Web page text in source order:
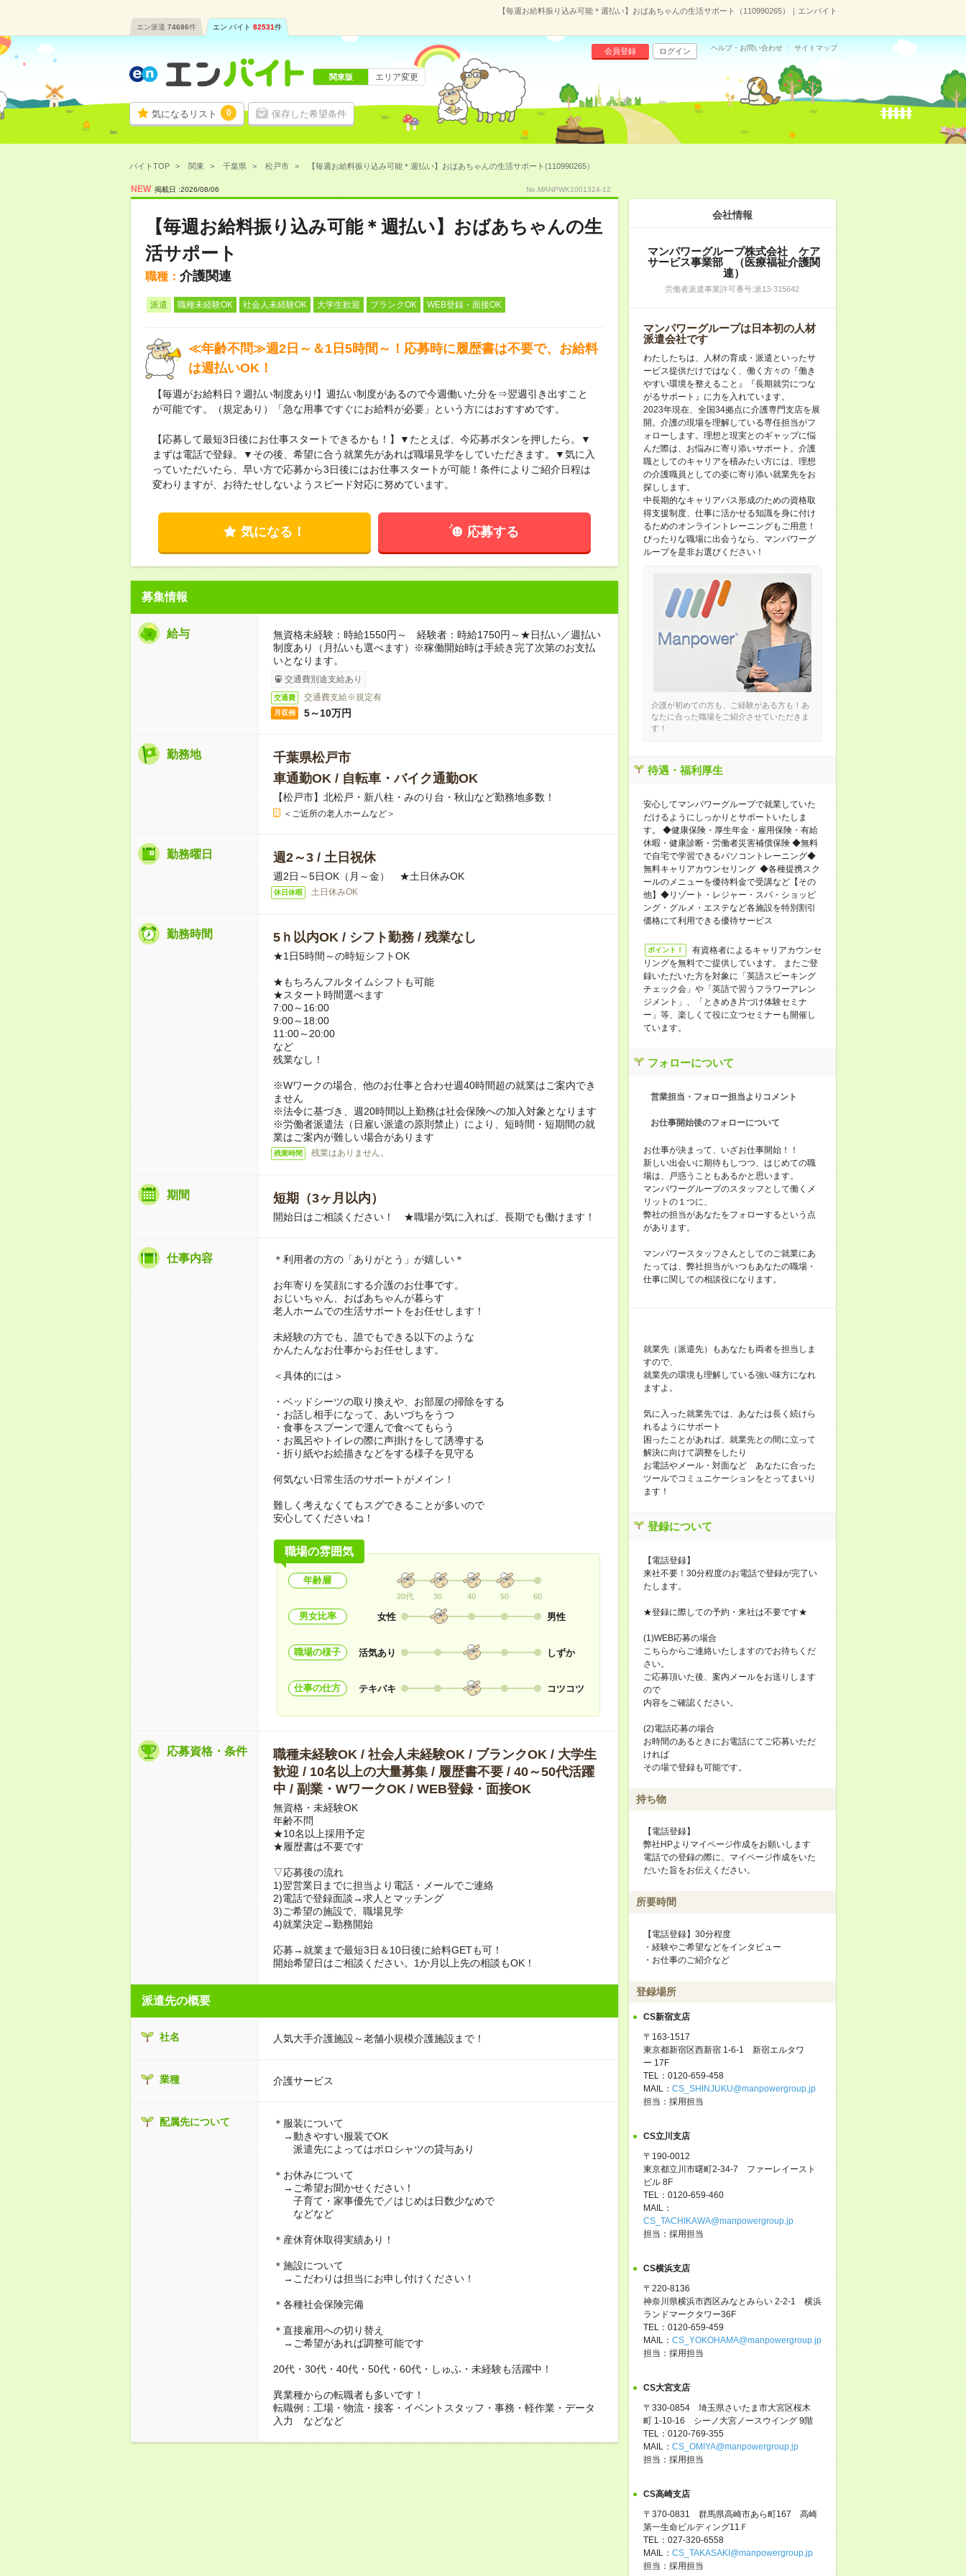
【毎週お給料振り込み可能＊週払い】おばあちゃんの生活サポート（110990265）｜エンバイト
エン派遣 74686件 エン バイト 82531件
気になるリスト 0 保存した希望条件
会員登録 ログイン ヘルプ・お問い合わせ サイトマップ
関東版 エリア変更
バイトTOP 関東 千葉県 松戸市 【毎週お給料振り込み可能＊週払い】おばあちゃんの生活サポート(110990265）
NEW 掲載日 :2026/08/06 No.MANPWK1001324-12
【毎週お給料振り込み可能＊週払い】おばあちゃんの生
活サポート
職種： 介護関連
派遣 職種未経験OK 社会人未経験OK 大学生歓迎 ブランクOK WEB登録・面接OK
≪年齢不問≫週2日～＆1日5時間～！応募時に履歴書は不要で、お給料
は週払いOK！
【毎週がお給料日？週払い制度あり!】週払い制度があるので今週働いた分を⇒翌週引き出すこと
が可能です。（規定あり）「急な用事ですぐにお給料が必要」という方にはおすすめです。
【応募して最短3日後にお仕事スタートできるかも！】▼たとえば、今応募ボタンを押したら。▼
まずは電話で登録。▼その後、希望に合う就業先があれば職場見学をしていただきます。▼気に入
っていただいたら、早い方で応募から3日後にはお仕事スタートが可能！条件によりご紹介日程は
変わりますが、お待たせしないようスピード対応に努めています。
気になる！ 応募する
募集情報
給与
無資格未経験：時給1550円～ 経験者：時給1750円～★日払い／週払い
制度あり（月払いも選べます）※稼働開始時は手続き完了次第のお支払
いとなります。
交通費別途支給あり
交通費 交通費支給※規定有
月収例 5～10万円
勤務地
千葉県松戸市
車通勤OK / 自転車・バイク通勤OK
【松戸市】北松戸・新八柱・みのり台・秋山など勤務地多数！
＜ご近所の老人ホームなど＞
勤務曜日 週2～3 / 土日祝休
週2日～5日OK（月～金） ★土日休みOK
休日休暇 土日休みOK
勤務時間 5ｈ以内OK / シフト勤務 / 残業なし
★1日5時間～の時短シフトOK
★もちろんフルタイムシフトも可能
★スタート時間選べます
7:00～16:00
9:00～18:00
11:00～20:00
など
残業なし！
※Wワークの場合、他のお仕事と合わせ週40時間超の就業はご案内でき
ません
※法令に基づき、週20時間以上勤務は社会保険への加入対象となります
※労働者派遣法（日雇い派遣の原則禁止）により、短時間・短期間の就
業はご案内が難しい場合があります
残業時間 残業はありません。
期間 短期（3ヶ月以内）
開始日はご相談ください！ ★職場が気に入れば、長期でも働けます！
仕事内容 ＊利用者の方の「ありがとう」が嬉しい＊
お年寄りを笑顔にする介護のお仕事です。
おじいちゃん、おばあちゃんが暮らす
老人ホームでの生活サポートをお任せします！
未経験の方でも、誰でもできる以下のような
かんたんなお仕事からお任せします。
＜具体的には＞
・ベッドシーツの取り換えや、お部屋の掃除をする
・お話し相手になって、あいづちをうつ
・食事をスプーンで運んで食べてもらう
・お風呂やトイレの際に声掛けをして誘導する
・折り紙やお絵描きなどをする様子を見守る
何気ない日常生活のサポートがメイン！
難しく考えなくてもスグできることが多いので
安心してくださいね！
職場の雰囲気
年齢層
20代 30 40 50 60
男女比率 女性 男性
職場の様子 活気あり しずか
仕事の仕方 テキパキ コツコツ
応募資格・条件
職種未経験OK / 社会人未経験OK / ブランクOK / 大学生
歓迎 / 10名以上の大量募集 / 履歴書不要 / 40～50代活躍
中 / 副業・WワークOK / WEB登録・面接OK
無資格・未経験OK
年齢不問
★10名以上採用予定
★履歴書は不要です
▽応募後の流れ
1)翌営業日までに担当より電話・メールでご連絡
2)電話で登録面談→求人とマッチング
3)ご希望の施設で、職場見学
4)就業決定→勤務開始
応募→就業まで最短3日＆10日後に給料GETも可！
開始希望日はご相談ください。1か月以上先の相談もOK！
派遣先の概要
社名 人気大手介護施設～老舗小規模介護施設まで！
業種 介護サービス
配属先について
＊服装について
→動きやすい服装でOK
派遣先によってはポロシャツの貸与あり
＊お休みについて
→ご希望お聞かせください！
子育て・家事優先で／はじめは日数少なめで
などなど
＊産休育休取得実績あり！
＊施設について
→こだわりは担当にお申し付けください！
＊各種社会保険完備
＊直接雇用への切り替え
→ご希望があれば調整可能です
20代・30代・40代・50代・60代・しゅふ・未経験も活躍中！
異業種からの転職者も多いです！
転職例：工場・物流・接客・イベントスタッフ・事務・軽作業・データ
入力 などなど
会社情報
マンパワーグループ株式会社 ケア
サービス事業部 （医療福祉介護関
連）
労働者派遣事業許可番号:派13-315642
マンパワーグループは日本初の人材
派遣会社です
わたしたちは、人材の育成・派遣といったサ
ービス提供だけではなく、働く方々の『働き
やすい環境を整えること』『長期就労につな
がるサポート』に力を入れています。
2023年現在、全国34拠点に介護専門支店を展
開。介護の現場を理解している専任担当がフ
ォローします。理想と現実とのギャップに悩
んだ際は、お悩みに寄り添いサポート。介護
職としてのキャリアを積みたい方には、理想
の介護職員としての姿に寄り添い就業先をお
探しします。
中長期的なキャリアパス形成のための資格取
得支援制度、仕事に活かせる知識を身に付け
るためのオンライントレーニングもご用意！
ぴったりな職場に出会うなら、マンパワーグ
ループを是非お選びください！
介護が初めての方も、ご経験がある方も！あ
なたに合った職場をご紹介させていただきま
す！
待遇・福利厚生
安心してマンパワーグループで就業していた
だけるようにしっかりとサポートいたしま
す。 ◆健康保険・厚生年金・雇用保険・有給
休暇・健康診断・労働者災害補償保険 ◆無料
で自宅で学習できるパソコントレーニング◆
無料キャリアカウンセリング ◆各種提携スク
ールのメニューを優待料金で受講など【その
他】◆リゾート・レジャー・スパ・ショッピ
ング・グルメ・エステなど各施設を特別割引
価格にて利用できる優待サービス
ポイント！
有資格者によるキャリアカウンセ
リングを無料でご提供しています。 またご登
録いただいた方を対象に「英語スピーキング
チェック会」や「英語で習うフラワーアレン
ジメント」、「ときめき片づけ体験セミナ
ー」等、楽しくて役に立つセミナーも開催し
ています。
フォローについて
営業担当・フォロー担当よりコメント
お仕事開始後のフォローについて
お仕事が決まって、いざお仕事開始！！
新しい出会いに期待もしつつ、はじめての職
場は、戸惑うこともあるかと思います。
マンパワーグループのスタッフとして働くメ
リットの１つに、
弊社の担当があなたをフォローするという点
があります。
マンパワースタッフさんとしてのご就業にあ
たっては、弊社担当がいつもあなたの職場・
仕事に関しての相談役になります。
就業先（派遣先）もあなたも両者を担当しま
すので、
就業先の環境も理解している強い味方になれ
ますよ。
気に入った就業先では、あなたは長く続けら
れるようにサポート
困ったことがあれば、就業先との間に立って
解決に向けて調整をしたり
お電話やメール・対面など あなたに合った
ツールでコミュニケーションをとってまいり
ます！
登録について
【電話登録】
来社不要！30分程度のお電話で登録が完了い
たします。
★登録に際しての予約・来社は不要です★
(1)WEB応募の場合
こちらからご連絡いたしますのでお待ちくだ
さい。
ご応募頂いた後、案内メールをお送りします
ので
内容をご確認ください。
(2)電話応募の場合
お時間のあるときにお電話にてご応募いただ
ければ
その場で登録も可能です。
持ち物
【電話登録】
弊社HPよりマイページ作成をお願いします
電話での登録の際に、マイページ作成をいた
だいた旨をお伝えください。
所要時間
【電話登録】30分程度
・経験やご希望などをインタビュー
・お仕事のご紹介など
登録場所
CS新宿支店
〒163-1517
東京都新宿区西新宿 1-6-1 新宿エルタワ
ー 17F
TEL：0120-659-458
MAIL： CS_SHINJUKU@manpowergroup.jp
担当：採用担当
CS立川支店
〒190-0012
東京都立川市曙町2-34-7 ファーレイースト
ビル 8F
TEL：0120-659-460
MAIL：
CS_TACHIKAWA@manpowergroup.jp
担当：採用担当
CS横浜支店
〒220-8136
神奈川県横浜市西区みなとみらい 2-2-1 横浜
ランドマークタワー36F
TEL：0120-659-459
MAIL： CS_YOKOHAMA@manpowergroup.jp
担当：採用担当
CS大宮支店
〒330-0854 埼玉県さいたま市大宮区桜木
町 1-10-16 シーノ大宮ノースウイング 9階
TEL：0120-769-355
MAIL： CS_OMIYA@manpowergroup.jp
担当：採用担当
CS高崎支店
〒370-0831 群馬県高崎市あら町167 高崎
第一生命ビルディング11Ｆ
TEL：027-320-6558
MAIL： CS_TAKASAKI@manpowergroup.jp
担当：採用担当